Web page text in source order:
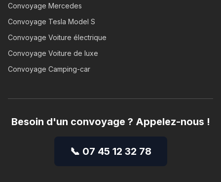
Convoyage Mercedes
Convoyage Tesla Model S
Convoyage Voiture électrique
Convoyage Voiture de luxe
Convoyage Camping-car
Besoin d'un convoyage ? Appelez-nous !
📞 07 45 12 32 78